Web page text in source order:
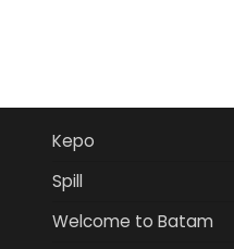
Kepo
Spill
Welcome to Batam